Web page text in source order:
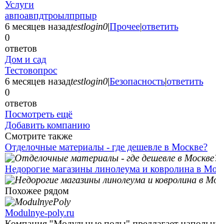
Услуги
авпоавпдтроылпрпыр
6 месяцев назадtestlogin0|Прочее|ответить
0
ответов
Дом и сад
Тестовопрос
6 месяцев назадtestlogin0|Безопасность|ответить
0
ответов
Посмотреть ещё
Добавить компанию
Смотрите также
Отделочные материалы - где дешевле в Москве?
Недорогие магазины линолеума и ковролина в
Похожее рядом
Modulnye-poly.ru